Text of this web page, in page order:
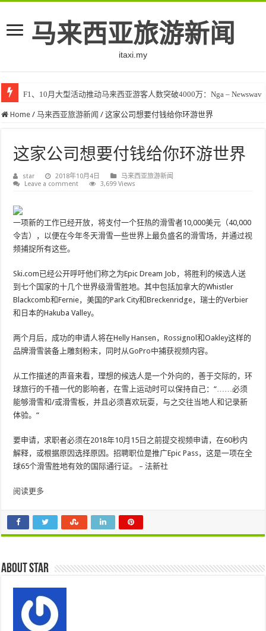
马来西亚旅游新闻
itaxi.my
F1、10月大型活动推动马来西亚游客人数突破4000万：Nga – Newswav
Home / 马来西亚旅游新闻 / 这家公司想要付钱给你环游世界
这家公司想要付钱给你环游世界
star 2018年10月4日
马来西亚旅游新闻
Leave a comment
3,699 Views
一项新的工作已经开放，将支付一个狂热的滑雪者10,000美元（40,000
令吉），以便在今年冬天滑雪一些世界上最负盛名的滑雪场，并通过视
频捕捉所有这些。
Ski.com已经公开呼吁他们称之为Epic Dream Job，将胜利的候选人送
到七个国家的十几个世界级滑雪胜地。其中包括加拿大的Whistler
Blackcomb和Fernie，美国的Park City和Breckenridge，瑞士的Verbier
和日本的Hakuba Valley。
两个月后，成功的申请人将在Helly Hansen，Rossignol和Oakley这样的
品牌滑雪装备上雕刻粉末，同时从GoPro中捕获视频内容。
从工作描述的声音来看，理想的候选人是一个外向的，善于交际的，环
球旅行的千禧一代的影响者，在雪上运动时可以保持自己：“……必须
能够滑雪和/或滑雪板，并且必须喜欢玩耍，与之交往当地人和记录新
体验。“
要申请，求职者必须在2018年10月15日之前提交视频申请，在60秒内
解释，或根据原因选择原因。招聘职位是推广Epic Pass，这是一项在全
球65个滑雪胜地有效的国际通行证。 – 法新社
阅读更多
About star